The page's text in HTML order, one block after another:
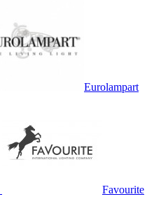
Eurolampart
Favourite